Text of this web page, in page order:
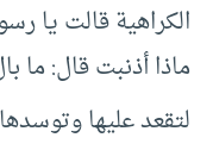
الكراهية قالت يا
ماذا أذنبت قال: ما
لتقعد عليها